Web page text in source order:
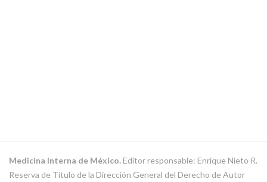
Medicina Interna de México.Editor responsable: Enrique Nieto R.
Reserva de Título de la Dirección General del Derecho de Autor